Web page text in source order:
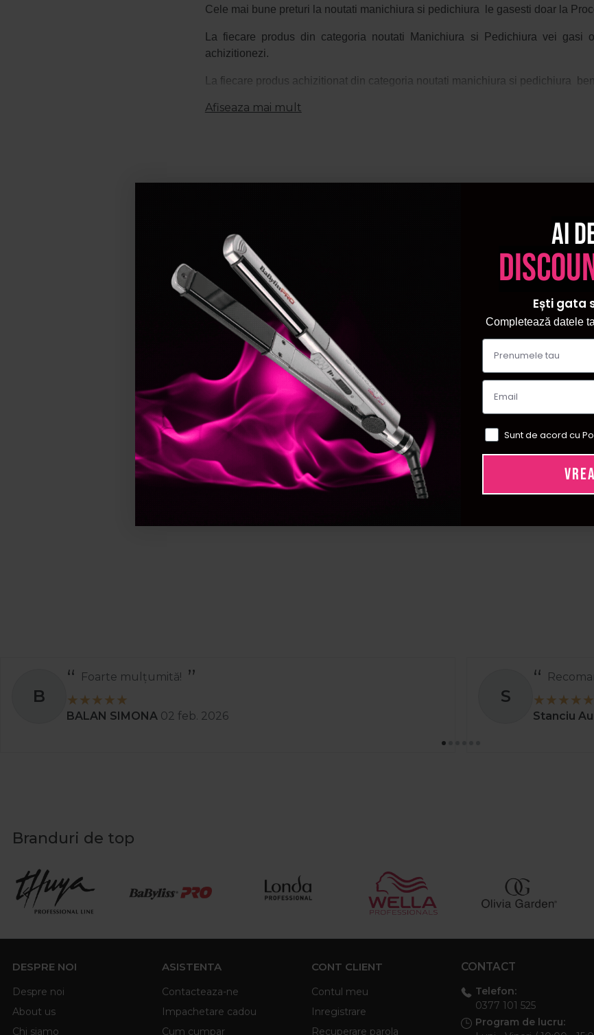
Cele mai bune preturi la noutati manichiura si pedichiura le gasesti doar la
La fiecare produs din categoria noutati Manichiura si Pedichiura vei
achizitionezi.
La fiecare produs achizitionat din categoria noutati m anichiura si pedichiura
Afiseaza mai mult
B
Foarte mulțumită!
BALAN SIMONA 02 feb. 2026
S
Stanciu
Branduri de top
DESPRE NOI
Despre noi
About us
Chi siamo
ASISTENTA
Contacteaza-ne
Impachetare cadou
Cum cumpar
CONT CLIENT
Contul meu
Inregistrare
Recuperare parola
CONTACT
Telefon:
0377 101 525
Program de lucru:
Ai
Ești gata
Completează datele
Sunt de acord cu